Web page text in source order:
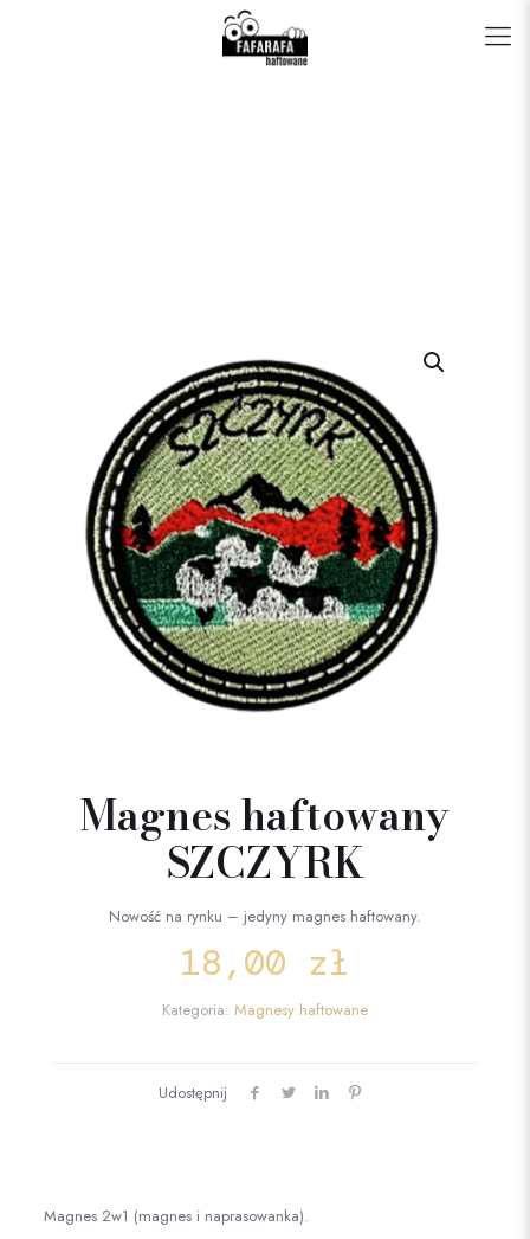
Magnes haftowany
SZCZYRK
Nowość na rynku – jedyny magnes haftowany.
18,00 zł
Kategoria: Magnesy haftowane
Udostępnij
Magnes 2w1 (magnes i naprasowanka).